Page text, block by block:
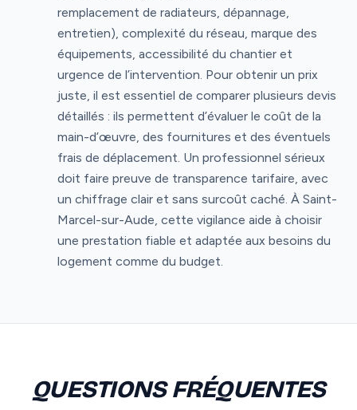
remplacement de radiateurs, dépannage,
entretien), complexité du réseau, marque des
équipements, accessibilité du chantier et
urgence de l’intervention. Pour obtenir un prix
juste, il est essentiel de comparer plusieurs devis
détaillés : ils permettent d’évaluer le coût de la
main-d’œuvre, des fournitures et des éventuels
frais de déplacement. Un professionnel sérieux
doit faire preuve de transparence tarifaire, avec
un chiffrage clair et sans surcoût caché. À Saint-
Marcel-sur-Aude, cette vigilance aide à choisir
une prestation fiable et adaptée aux besoins du
logement comme du budget.
QUESTIONS FRÉQUENTES